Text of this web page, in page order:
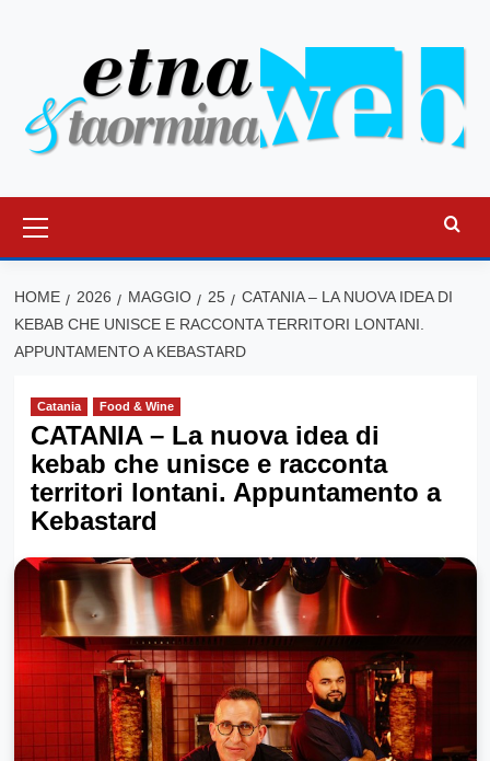
principale
HOME 2026 MAGGIO 25
CATANIA – LA NUOVA IDEA DI
KEBAB CHE UNISCE E RACCONTA TERRITORI LONTANI.
APPUNTAMENTO A KEBASTARD
Catania Food & Wine
CATANIA – La nuova idea di
kebab che unisce e racconta
territori lontani. Appuntamento a
Kebastard